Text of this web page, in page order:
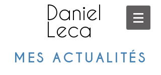
Daniel
Leca
MES ACTUALITÉS